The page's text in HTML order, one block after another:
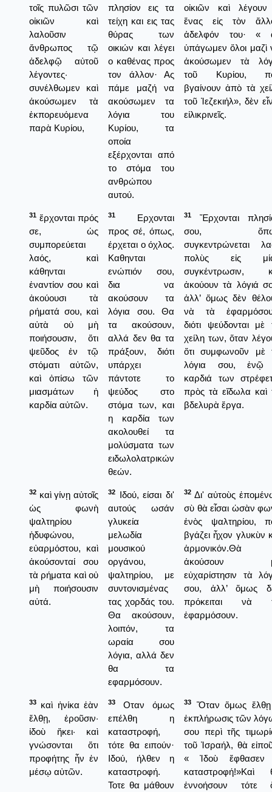
τοῖς πυλῶσι τῶν
οἰκιῶν καὶ
λαλοῦσιν
ἄνθρωπος τῷ
ἀδελφῷ αὐτοῦ
λέγοντες·
συνέλθωμεν καὶ
ἀκούσωμεν τὰ
ἐκπορευόμενα
παρὰ Κυρίου,
πλησίον εις τα
τείχη και εις τας
θύρας των
οικιών και λέγει
ο καθένας προς
τον άλλον· Ας
πάμε μαζή να
ακούσωμεν τα
λόγια του
Κυρίου, τα
οποία
εξέρχονται από
το στόμα του
ανθρώπου
αυτού.
οἰκιῶν καὶ
ἕνας εἰς τὸν
ἀδελφόν του· «
ὑπάγωμεν ὅλοι μαζὶ
ἀκούσωμεν τὰ
τοῦ Κυρίου,
βγαίνουν ἀπὸ τὰ
τοῦ Ἰεζεκιήλ», δὲν
εἰλικρινεῖς.
31 ἔρχονται πρός
σε, ὡς
συμπορεύεται
λαός, καὶ
κάθηνται
ἐναντίον σου καὶ
ἀκούουσι τὰ
ρήματά σου, καὶ
αὐτὰ οὐ μὴ
ποιήσουσιν, ὅτι
ψεῦδος ἐν τῷ
στόματι αὐτῶν,
καὶ ὀπίσω τῶν
μιασμάτων ἡ
καρδία αὐτῶν.
31
Ερχονται
προς σέ, όπως,
έρχεται ο όχλος.
Καθηνται
ενώπιόν σου,
δια να
ακούσουν τα
λόγια σου. Θα
τα ακούσουν,
αλλά δεν θα τα
πράξουν, διότι
υπάρχει
πάντοτε το
ψεύδος στο
στόμα των, και
η καρδία των
ακολουθεί τα
μολύσματα των
ειδωλολατρικών
θεών.
31
Ἔρχονται
σου,
συγκεντρώνεται
πολὺς εἰς
συγκέντρωσιν,
ἀκούουν τὰ λόγιά
ἀλλ’ ὅμως δὲν
νὰ τὰ
διότι ψεύδονται μὲ
χείλη των, ὅταν
ὅτι συμφωνοῦν μὲ
λόγια σου, ἐνῷ
καρδιά των
πρὸς τὰ εἴδωλα καὶ
βδελυρὰ ἔργα.
32 καὶ γίνῃ αὐτοῖς
ὡς φωνὴ
ψαλτηρίου
ἡδυφώνου,
εὐαρμόστου, καὶ
ἀκούσονταί σου
τὰ ρήματα καὶ οὐ
μὴ ποιήσουσιν
αὐτά.
32
Ιδού, είσαι δι'
αυτούς ωσάν
γλυκεία
μελωδία
μουσικού
οργάνου,
ψαλτηρίου, με
συντονισμένας
τας χορδάς του.
Θα ακούσουν,
λοιπόν, τα
ωραία σου
λόγια, αλλά δεν
θα τα
εφαρμόσουν.
32 Δι' αὐτοὺς
σὺ θὰ εἶσαι ὡσὰν
ἐνὸς ψαλτηρίου,
βγάζει ἦχον γλυκὺν
ἁρμονικόν.Θὰ
ἀκούσουν
εὐχαρίστησιν τὰ
σου, ἀλλ’ ὅμως
πρόκειται νὰ
ἐφαρμόσουν.
33
καὶ ἡνίκα ἐὰν
ἔλθῃ, ἐροῦσιν·
ἰδοὺ ἥκει· καὶ
γνώσονται ὅτι
προφήτης ἦν ἐν
μέσῳ αὐτῶν.
33
Οταν όμως
επέλθη η
καταστροφή,
τότε θα ειπούν·
Ιδού, ήλθεν η
καταστροφή.
Τοτε θα μάθουν
33
Ὅταν ὅμως
ἐκπλήρωσις τῶν
σου περὶ τῆς
τοῦ Ἰσραήλ, θὰ
« Ἰδοὺ
καταστροφή!»Καὶ
ἐννοήσουν τότε